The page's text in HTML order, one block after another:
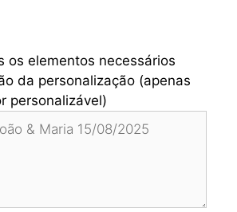
os elementos necessários
da personalização (apenas
personalizável)